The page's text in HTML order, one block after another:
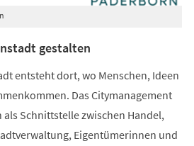
gestalten
entsteht dort, wo Menschen, Ideen
Das Citymanagement
Schnittstelle zwischen Handel,
Eigentümerinnen und